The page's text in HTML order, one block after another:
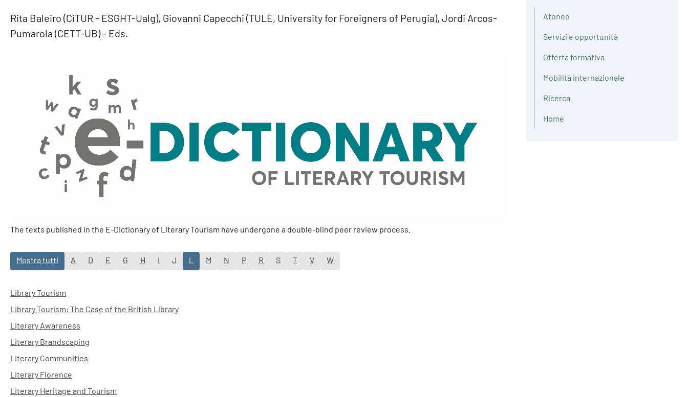
Rita Baleiro (CiTUR - ESGHT-Ualg), Giovanni Capecchi (TULE, University for Foreigners of Perugia), Jordi Arcos-
Pumarola (CETT-UB) - Eds.
The texts published in the E-Dictionary of Literary Tourism have undergone a double-blind peer review process.
Mostra tutti A D E G H I J L M N P R S T V W
Library Tourism
Library Tourism: The Case of the British Library
Literary Awareness
Literary Brandscaping
Literary Communities
Literary Florence
Literary Heritage and Tourism
Ateneo
Servizi e opportunità
Offerta formativa
Mobilità internazionale
Ricerca
Home